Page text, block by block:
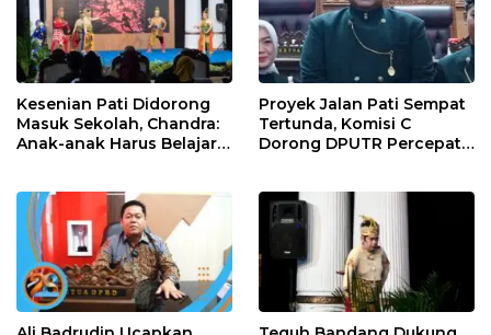
Kesenian Pati Didorong
Masuk Sekolah, Chandra:
Anak-anak Harus Belajar
Proyek Jalan Pati Sempat
Tertunda, Komisi C
Dorong DPUTR Percepat